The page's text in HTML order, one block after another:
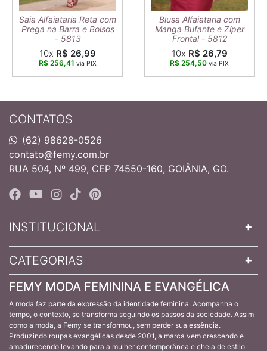
Saia Alfaiataria Reta com
Prega na Barra e Bolsos
- 5813
10x R$ 26,99
R$ 256,41 via PIX
Blusa Alfaiataria com
Manga Bufante e Zíper
Frontal - 5812
10x R$ 26,79
R$ 254,50 via PIX
CONTATOS
(62) 98628-0526
contato@femy.com.br
RUA 504, Nº 499, CEP 74550-160, GOIÂNIA, GO.
INSTITUCIONAL
CATEGORIAS
FEMY MODA FEMININA E EVANGÉLICA
A moda faz parte da expressão da identidade feminina. Acompanha o
tempo, o contexto, se transforma seguindo os passos da sociedade. Assim
como a moda, a Femy se transformou, sem perder sua essência.
Produzindo roupas evangélicas desde 2001, a marca vem crescendo e
amadurecendo levando para a mulher contemporânea e cheia de estilo